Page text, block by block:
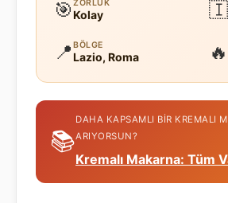
🎯 ZORLUK
Kolay
📍 BÖLGE
Lazio, Roma 🔥
📚
DAHA KAPSAMLI BIR KREMALI
ARIYORSUN?
Kremalı Makarna: Tüm